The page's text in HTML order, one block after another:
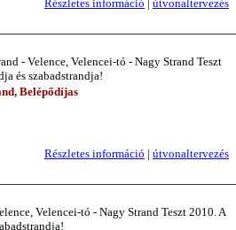
Részletes információ útvonaltervezés
Belépődíjas
Részletes információ | útvonaltervezés